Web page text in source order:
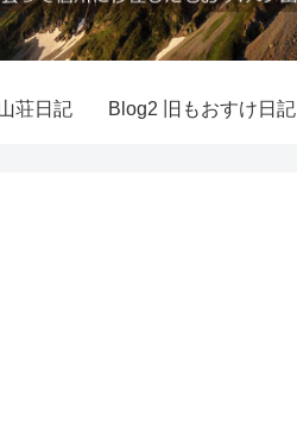
荘日記 Blog2 旧もおすけ日記